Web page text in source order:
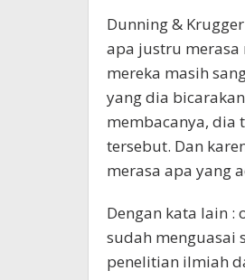
Dunning &
apa justru merasa
mereka masih
yang dia
membacanya, dia
tersebut. Dan
merasa apa yang
Dengan kata lain :
sudah menguasai
penelitian ilmiah